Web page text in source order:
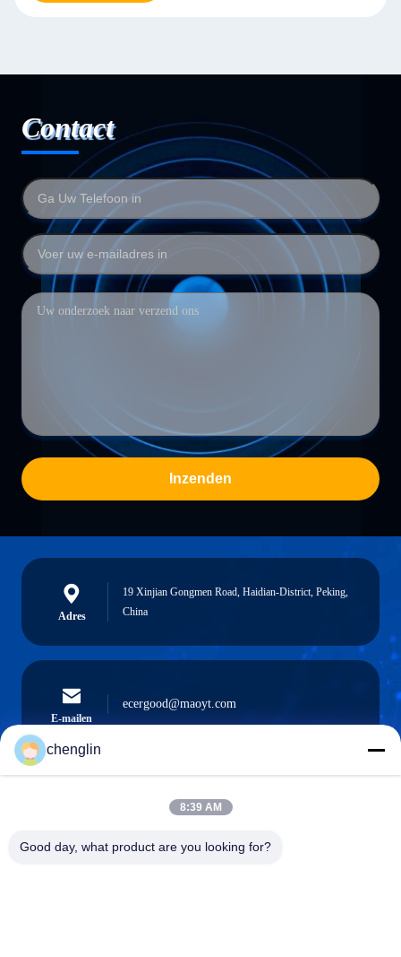
Contact
Inzenden
Adres
19 Xinjian Gongmen Road, Haidian-District, Peking,
China
E-mailen
ecergood@maoyt.com
0086-731-861329934568
chenglin
8:39 AM
Good day, what product are you looking for?